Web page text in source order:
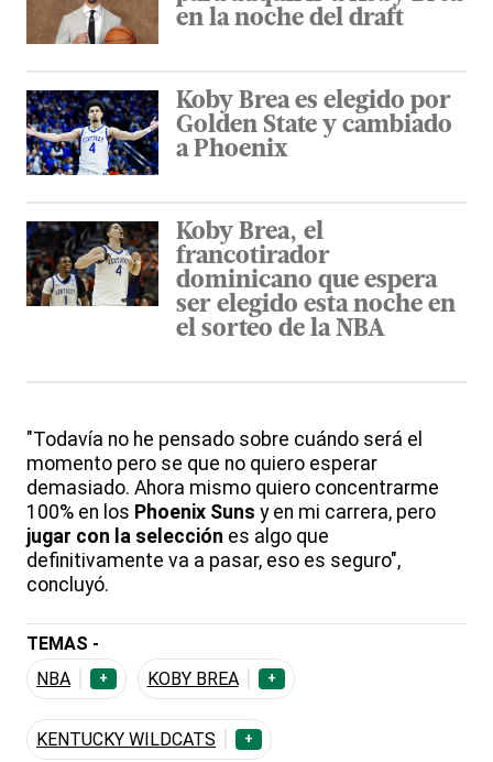
en la noche del draft
Koby Brea es elegido por
Golden State y cambiado
a Phoenix
Koby Brea, el
francotirador
dominicano que espera
ser elegido esta noche en
el sorteo de la NBA
"Todavía no he pensado sobre cuándo será el
momento pero se que no quiero esperar
demasiado. Ahora mismo quiero concentrarme
100% en los Phoenix Suns y en mi carrera, pero
jugar con la selección es algo que
definitivamente va a pasar, eso es seguro",
concluyó.
TEMAS -
NBA
+ KOBY BREA +
KENTUCKY WILDCATS +